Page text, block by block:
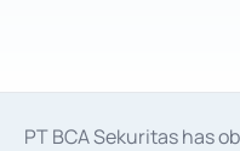
PT BCA Sekuritas has